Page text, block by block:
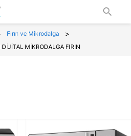
search
Fırın ve Mikrodalga >
MİKRODALGA FIRIN